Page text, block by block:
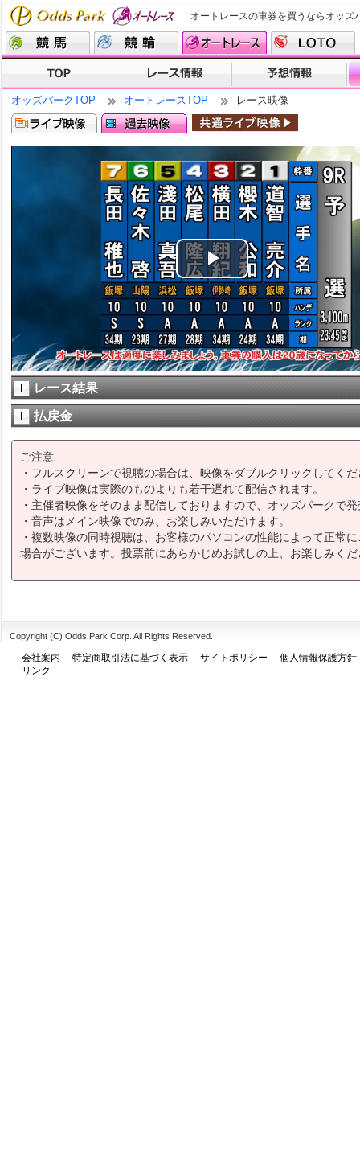
オートレースの車券を買うならオッズ
オッズパークTOP オートレースTOP レース映像
Play
Video
レース結果
払戻金
ご注意
・フルスクリーンで視聴の場合は、映像をダブルクリックしてく
・ライブ映像は実際のものよりも若干遅れて配信されます。
・主催者映像をそのまま配信しておりますので、オッズパークで
・音声はメイン映像でのみ、お楽しみいただけます。
・複数映像の同時視聴は、お客様のパソコンの性能によって正常
場合がございます。投票前にあらかじめお試しの上、お楽しみく
Copyright (C) Odds Park Corp. All Rights Reserved.
会社案内 特定商取引法に基づく表示 サイトポリシー
個人情報保護方針
リンク